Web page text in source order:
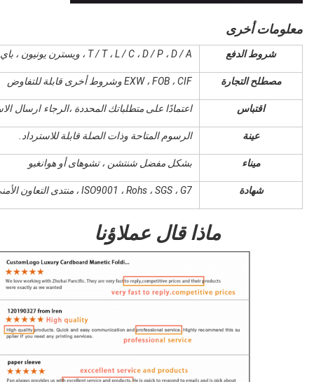
معلومات أخرى
شروط الدفع T / T ، L / C ، D / P ، D / A ، ويسترن يونيون ، باي بال
مصطلح التجارة EXW ، FOB ، CIF وشروط أخرى قابلة للتفاوض
اقتباس اعتمادًا على متطلباتك المحددة ،الرجاء ارسال
عينة الرسوم المتاحة وذات الصلة قابلة للاسترداد.
ميناء بشكل مفضل شنتشن ، تشوهاى أو هوانغبو
شهادة ISO9001 ، Rohs ، SGS ، G7 ، منتدى التعاون الأمني
ماذا قال عملاؤنا